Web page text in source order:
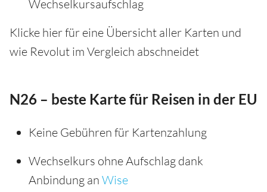
Wechselkursaufschlag
Klicke hier für eine Übersicht aller Karten und
wie Revolut im Vergleich abschneidet
N26 – beste Karte für Reisen in der EU
Keine Gebühren für Kartenzahlung
Wechselkurs ohne Aufschlag dank
Anbindung an Wise